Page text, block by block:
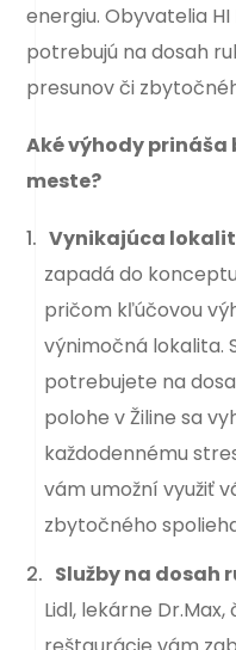
energiu. Obyvatelia
potrebujú na dosah
presunov či
Aké výhody
meste?
Vynikajúca
zapadá do
pričom kľúčovou
výnimočná lokalita.
potrebujete na
polohe v Žiline sa
každodennému
vám umožní využiť
zbytočného
Služby na dosah
Lidl, lekárne